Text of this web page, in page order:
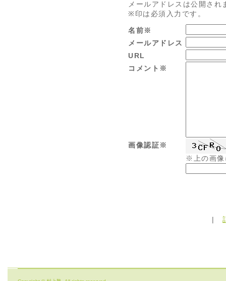
メールアドレスは公開され
※印は必須入力です。
名前※
メールアドレス
URL
コメント※
画像認証※
※上の画像
|